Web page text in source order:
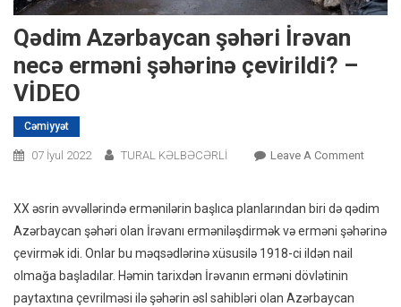
Qədim Azərbaycan şəhəri İrəvan
necə erməni şəhərinə çevirildi? –
VİDEO
Cəmiyyət
07 İyul 2022 TURAL KƏLBƏCƏRLİ Leave A CommentOn
Şəhəri
İrəvan
XX əsrin əvvəllərində ermənilərin başlıca planlarından biri də qədim
Azərbaycan şəhəri olan İrəvanı erməniləşdirmək və erməni şəhərinə
çevirmək idi. Onlar bu məqsədlərinə xüsusilə 1918-ci ildən nail
olmağa başladılar. Həmin tarixdən İrəvanın erməni dövlətinin
paytaxtına çevrilməsi ilə şəhərin əsl sahibləri olan Azərbaycan